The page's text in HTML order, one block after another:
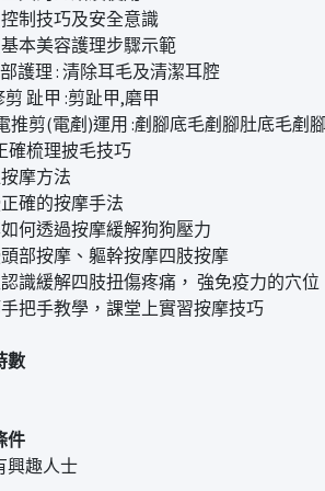
制技巧及安全意識
本美容護理步驟示範
護理 : 清除耳毛及清潔耳腔
趾甲 :剪趾甲,磨甲
推剪(電剷)運用 :剷腳底毛剷腳肚底毛剷
確梳理披毛技巧
摩方法
確的按摩手法
何透過按摩緩解狗狗壓力
部按摩、軀幹按摩四肢按摩
識緩解四肢扭傷疼痛， 強免疫力的穴位
把手教學，課堂上實習按摩技巧
數
件
興趣人士